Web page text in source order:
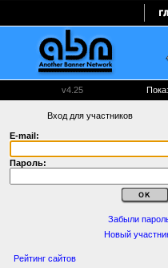
v4.25
Вход для участников
E-mail:
Пароль:
Забыли
Новый
Рейтинг сайтов